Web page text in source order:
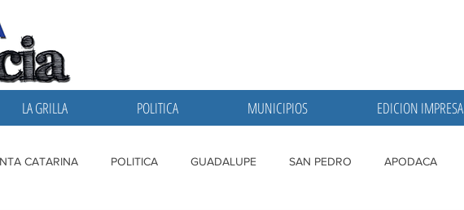
LA GRILLA POLITICA MUNICIPIOS EDICION IMPRESA
CATARINA POLITICA GUADALUPE SAN PEDRO APODACA